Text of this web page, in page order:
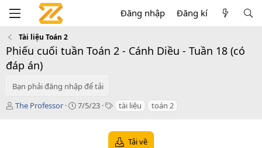
Đăng nhập Đăng kí
Tài liệu Toán 2
Phiếu cuối tuần Toán 2 - Cánh Diều - Tuần 18 (có
đáp án)
Bạn phải đăng nhập để tải
T
The Professor
C
7/5/23
T tài liệu toán 2
Tải về